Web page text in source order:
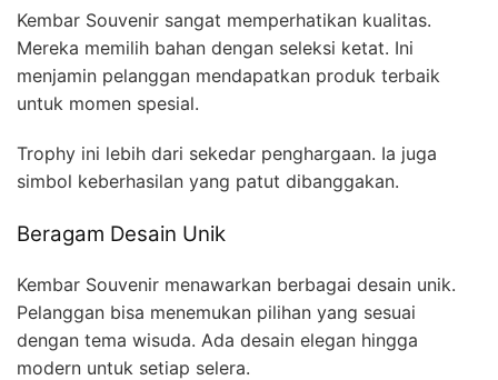
Kembar Souvenir sangat memperhatikan kualitas.
Mereka memilih bahan dengan seleksi ketat. Ini
menjamin pelanggan mendapatkan produk terbaik
untuk momen spesial.
Trophy ini lebih dari sekedar penghargaan. Ia juga
simbol keberhasilan yang patut dibanggakan.
Beragam Desain Unik
Kembar Souvenir menawarkan berbagai desain unik.
Pelanggan bisa menemukan pilihan yang sesuai
dengan tema wisuda. Ada desain elegan hingga
modern untuk setiap selera.